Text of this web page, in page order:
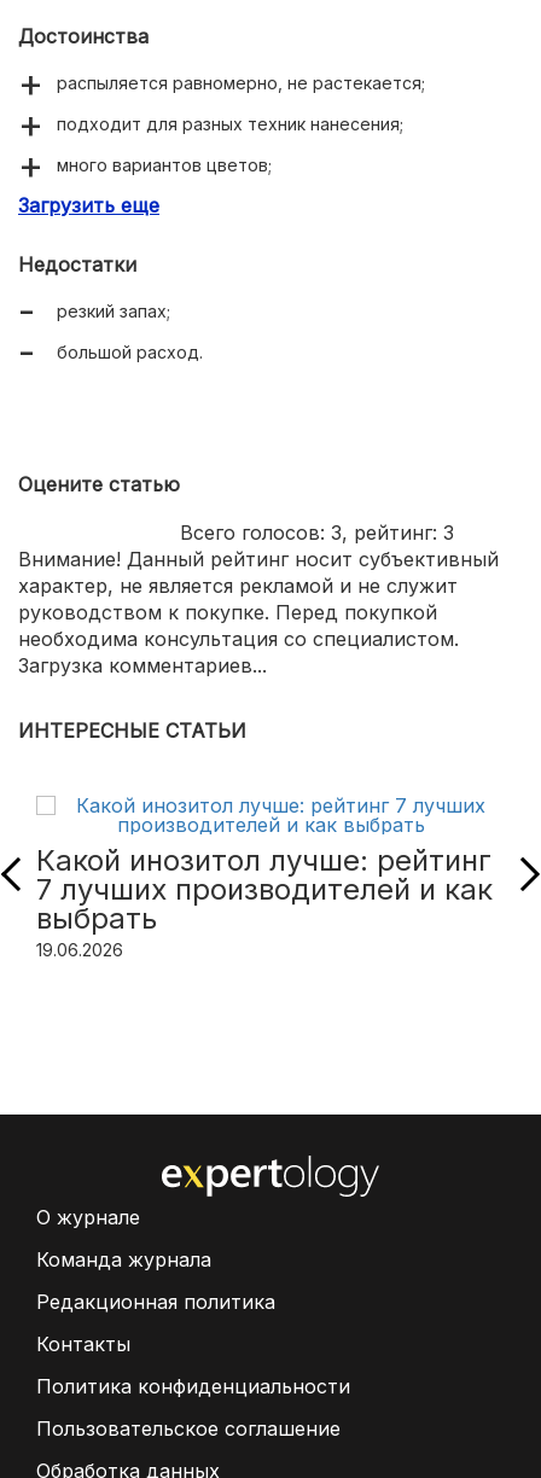
Достоинства
распыляется равномерно, не растекается;
подходит для разных техник нанесения;
много вариантов цветов;
удобный флакон;
Загрузить еще
Недостатки
резкий запах;
большой расход.
Оцените статью
Всего голосов: 3, рейтинг: 3
Внимание! Данный рейтинг носит субъективный
характер, не является рекламой и не служит
руководством к покупке. Перед покупкой
необходима консультация со специалистом.
Загрузка комментариев...
ИНТЕРЕСНЫЕ СТАТЬИ
Какой инозитол лучше: рейтинг
7 лучших производителей и как
выбрать
19.06.2026
О журнале
Команда журнала
Редакционная политика
Контакты
Политика конфиденциальности
Пользовательское соглашение
Обработка данных